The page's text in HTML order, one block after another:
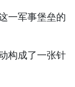
一军事堡垒的
构成了一张针